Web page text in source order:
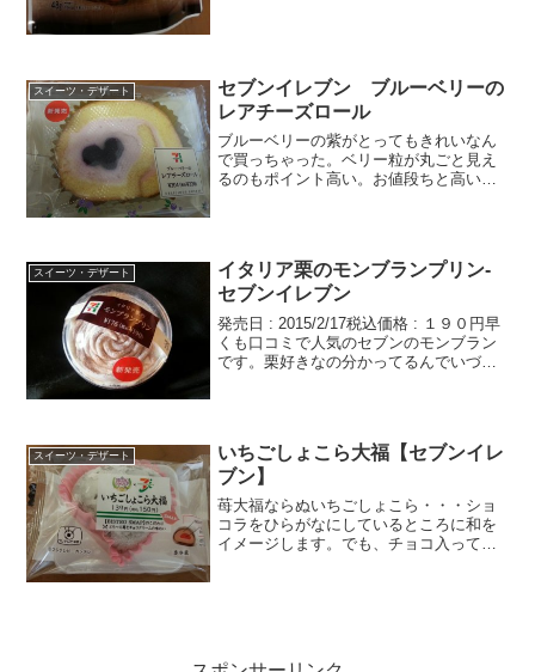
スイーツ・デザート
セブンイレブン ブルーベリーの
レアチーズロール
ブルーベリーの紫がとってもきれいなん
で買っちゃった。ベリー粒が丸ごと見え
るのもポイント高い。お値段ちと高いけ
ね。パッケージを取ってみた...
スイーツ・デザート
イタリア栗のモンブランプリン-
セブンイレブン
発売日 : 2015/2/17税込価格 : １９０円早
くも口コミで人気のセブンのモンブラン
です。栗好きなの分かってるんでいづれ
スイーツ・デザート
いちごしょこら大福【セブンイレ
ブン】
苺大福ならぬいちごしょこら・・・ショ
コラをひらがなにしているところに和を
イメージします。でも、チョコ入ってる